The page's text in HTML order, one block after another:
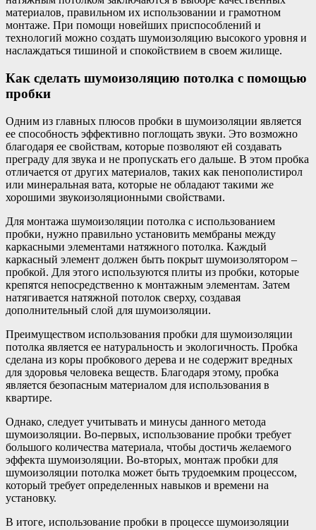
материалов, правильном их использовании и грамотном
монтаже. При помощи новейших приспособлений и
технологий можно создать шумоизоляцию высокого уровня и
наслаждаться тишиной и спокойствием в своем жилище.
Как сделать шумоизоляцию потолка с помощью
пробки
Одним из главных плюсов пробки в шумоизоляции является
ее способность эффективно поглощать звуки. Это возможно
благодаря ее свойствам, которые позволяют ей создавать
преграду для звука и не пропускать его дальше. В этом пробка
отличается от других материалов, таких как пенополистирол
или минеральная вата, которые не обладают такими же
хорошими звукоизоляционными свойствами.
Для монтажа шумоизоляции потолка с использованием
пробки, нужно правильно установить мембраны между
каркасными элементами натяжного потолка. Каждый
каркасный элемент должен быть покрыт шумоизолятором –
пробкой. Для этого используются плиты из пробки, которые
крепятся непосредственно к монтажным элементам. Затем
натягивается натяжной потолок сверху, создавая
дополнительный слой для шумоизоляции.
Преимуществом использования пробки для шумоизоляции
потолка является ее натуральность и экологичность. Пробка
сделана из коры пробкового дерева и не содержит вредных
для здоровья человека веществ. Благодаря этому, пробка
является безопасным материалом для использования в
квартире.
Однако, следует учитывать и минусы данного метода
шумоизоляции. Во-первых, использование пробки требует
большого количества материала, чтобы достичь желаемого
эффекта шумоизоляции. Во-вторых, монтаж пробки для
шумоизоляции потолка может быть трудоемким процессом,
который требует определенных навыков и времени на
установку.
В итоге, использование пробки в процессе шумоизоляции